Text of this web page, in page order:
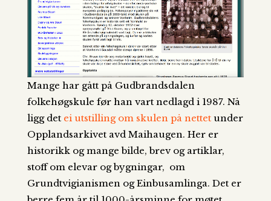
Mange har gått på Gudbrandsdalen
folkehøgskule før han vart nedlagd i 1987. Nå
ligg det ei utstilling om skulen på nettetunder
Opplandsarkivet avd Maihaugen. Her er
historikk og mange bilde, brev og artiklar,
stoff om elevar og bygningar, om
Grundtvigianismen og Einbusamlinga. Det er